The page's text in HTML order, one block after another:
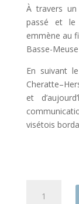
À travers
passé et le
emmène au
Basse-
En suivant
et
visétois